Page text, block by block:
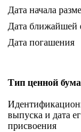
Дата начала
Дата ближайшей
Дата погашения
Тип ценной
выпуска и дата
присвоения